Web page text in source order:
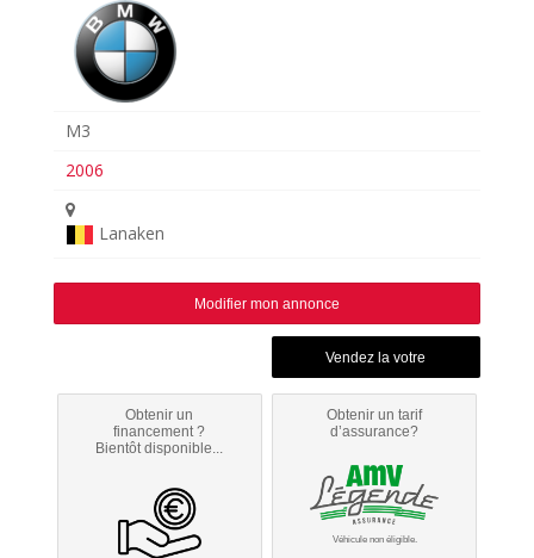
M3
2006
Lanaken
Modifier mon annonce
Obtenir un
financement ?
Bientôt disponible...
Obtenir un tarif
d’assurance?
Véhicule non éligible.